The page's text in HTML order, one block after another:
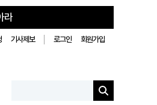
라
기사제보 로그인 회원가입